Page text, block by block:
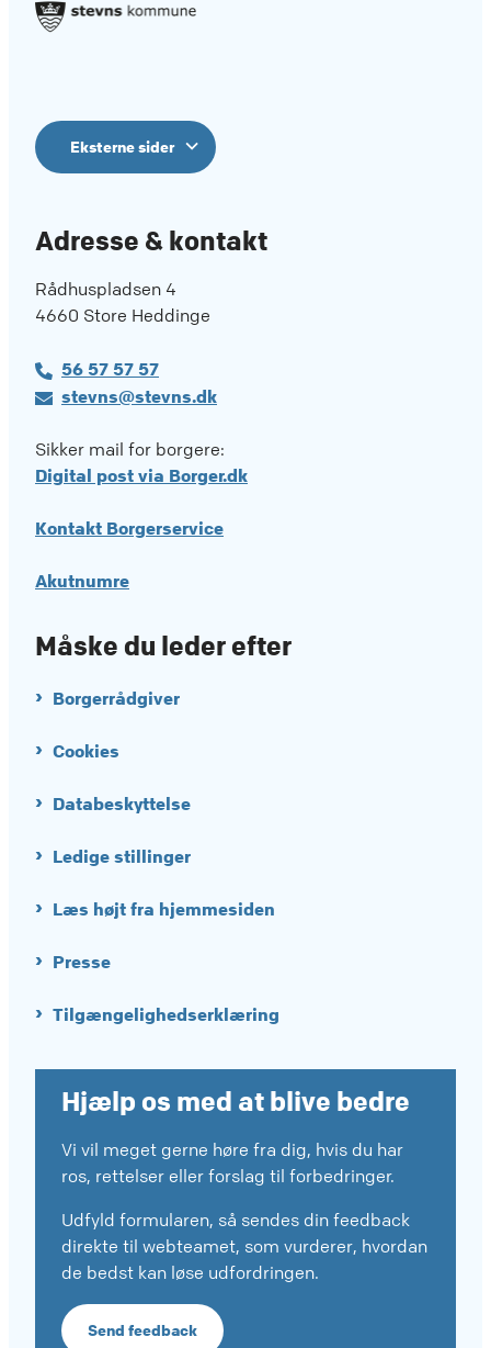
Eksterne sider
Adresse & kontakt
Rådhuspladsen 4
4660 Store Heddinge
56 57 57 57
stevns@stevns.dk
Sikker mail for borgere:
Digital post via Borger.dk
Kontakt Borgerservice
Akutnumre
Måske du leder efter
Borgerrådgiver
Cookies
Databeskyttelse
Ledige stillinger
Læs højt fra hjemmesiden
Presse
Tilgængelighedserklæring
Hjælp os med at blive bedre
Vi vil meget gerne høre fra dig, hvis du har
ros, rettelser eller forslag til forbedringer.
Udfyld formularen, så sendes din feedback
direkte til webteamet, som vurderer, hvordan
de bedst kan løse udfordringen.
Send feedback